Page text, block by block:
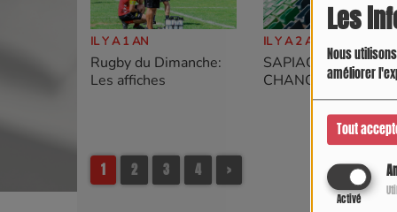
Les
Nous
améliorer
Tout
Activé
IL Y A 1 AN
Rugby du Dimanche:
Les affiches
IL Y A 2 ANS
SAPIAC :
CHANGEMENTS À
TÊTE DU STAFF
1 2 3 4 >